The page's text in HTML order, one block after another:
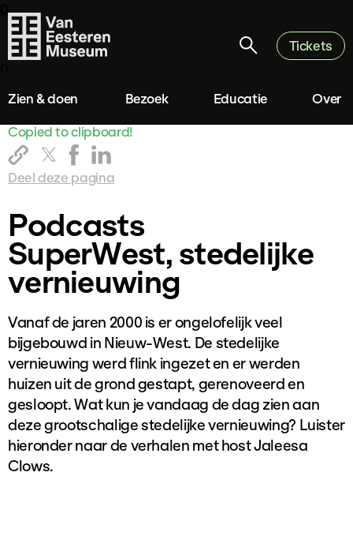
0
Tickets
Zien & doen Bezoek Educatie Over
Deel deze pagina
Copied to clipboard!
Podcasts
SuperWest, stedelijke
vernieuwing
Vanaf de jaren 2000 is er ongelofelijk veel
bijgebouwd in Nieuw-West. De stedelijke
vernieuwing werd flink ingezet en er werden
huizen uit de grond gestapt, gerenoveerd en
gesloopt. Wat kun je vandaag de dag zien aan
deze grootschalige stedelijke vernieuwing? Luister
hieronder naar de verhalen met host Jaleesa
Clows.